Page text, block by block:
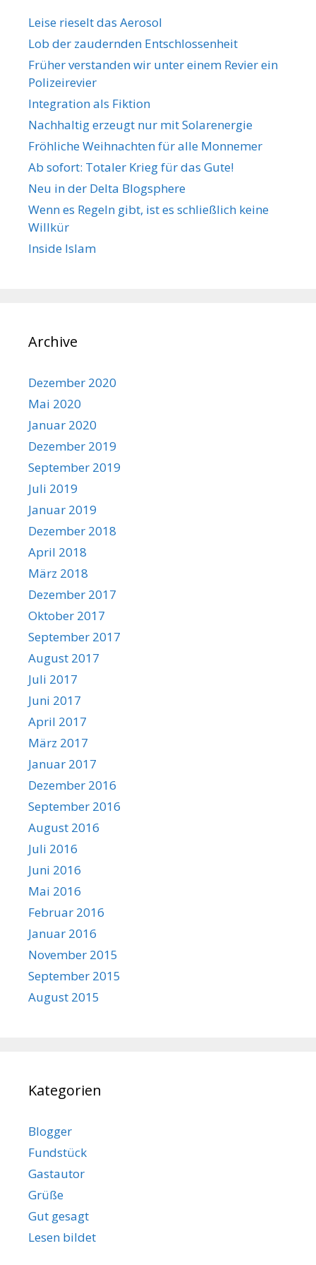
e
r
Leise rieselt das Aerosol
Lob der zaudernden Entschlossenheit
Früher verstanden wir unter einem Revier ein
Polizeirevier
Integration als Fiktion
Nachhaltig erzeugt nur mit Solarenergie
Fröhliche Weihnachten für alle Monnemer
Ab sofort: Totaler Krieg für das Gute!
Neu in der Delta Blogsphere
Wenn es Regeln gibt, ist es schließlich keine
Willkür
Inside Islam
Archive
Dezember 2020
Mai 2020
Januar 2020
Dezember 2019
September 2019
Juli 2019
Januar 2019
Dezember 2018
April 2018
März 2018
Dezember 2017
Oktober 2017
September 2017
August 2017
Juli 2017
Juni 2017
April 2017
März 2017
Januar 2017
Dezember 2016
September 2016
August 2016
Juli 2016
Juni 2016
Mai 2016
Februar 2016
Januar 2016
November 2015
September 2015
August 2015
Kategorien
Blogger
Fundstück
Gastautor
Grüße
Gut gesagt
Lesen bildet